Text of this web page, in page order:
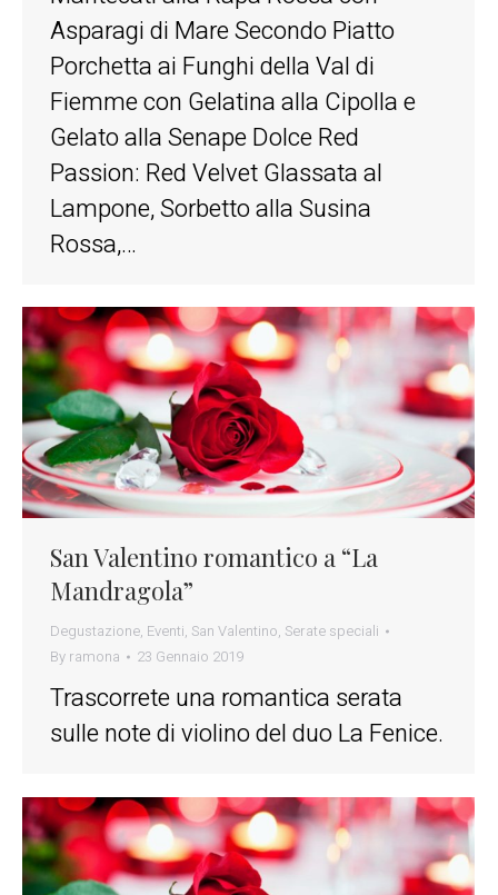
Asparagi di Mare Secondo Piatto
Porchetta ai Funghi della Val di
Fiemme con Gelatina alla Cipolla e
Gelato alla Senape Dolce Red
Passion: Red Velvet Glassata al
Lampone, Sorbetto alla Susina
Rossa,…
San Valentino romantico a “La
Mandragola”
Degustazione, Eventi, San Valentino, Serate speciali
By ramona 23 Gennaio 2019
Trascorrete una romantica serata
sulle note di violino del duo La Fenice.